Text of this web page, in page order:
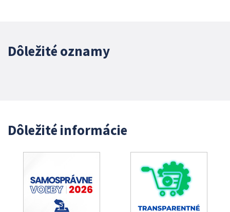
Dôležité oznamy
Dôležité informácie